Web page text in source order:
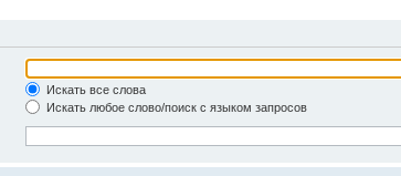
Искать все слова
Искать любое слово/поиск с языком запросов